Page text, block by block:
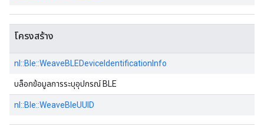
โครงสร้าง
nl::Ble::WeaveBLEDeviceIdentificationInfo
บล็อกข้อมูลการระบุอุปกรณ์ BLE
nl::Ble::WeaveBleUUID